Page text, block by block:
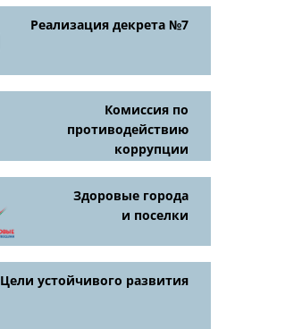
Реализация декрета №7
Комиссия по
противодействию
коррупции
Здоровые города
и поселки
Цели устойчивого развития